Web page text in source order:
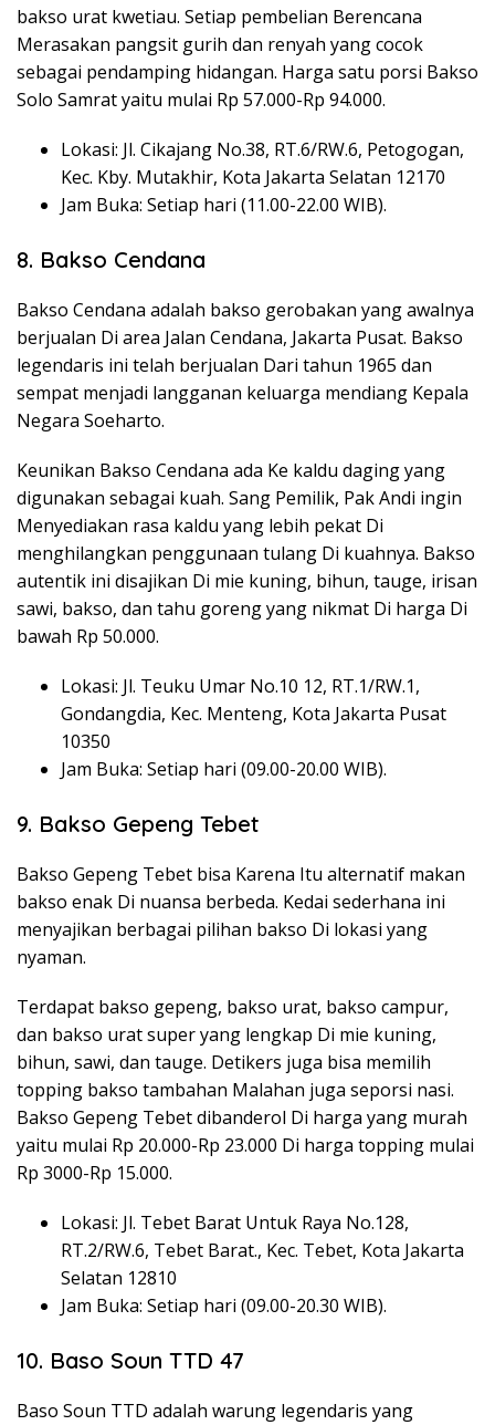
bakso urat kwetiau. Setiap pembelian Berencana
Merasakan pangsit gurih dan renyah yang cocok
sebagai pendamping hidangan. Harga satu porsi Bakso
Solo Samrat yaitu mulai Rp 57.000-Rp 94.000.
Lokasi: Jl. Cikajang No.38, RT.6/RW.6, Petogogan,
Kec. Kby. Mutakhir, Kota Jakarta Selatan 12170
Jam Buka: Setiap hari (11.00-22.00 WIB).
8. Bakso Cendana
Bakso Cendana adalah bakso gerobakan yang awalnya
berjualan Di area Jalan Cendana, Jakarta Pusat. Bakso
legendaris ini telah berjualan Dari tahun 1965 dan
sempat menjadi langganan keluarga mendiang Kepala
Negara Soeharto.
Keunikan Bakso Cendana ada Ke kaldu daging yang
digunakan sebagai kuah. Sang Pemilik, Pak Andi ingin
Menyediakan rasa kaldu yang lebih pekat Di
menghilangkan penggunaan tulang Di kuahnya. Bakso
autentik ini disajikan Di mie kuning, bihun, tauge, irisan
sawi, bakso, dan tahu goreng yang nikmat Di harga Di
bawah Rp 50.000.
Lokasi: Jl. Teuku Umar No.10 12, RT.1/RW.1,
Gondangdia, Kec. Menteng, Kota Jakarta Pusat
10350
Jam Buka: Setiap hari (09.00-20.00 WIB).
9. Bakso Gepeng Tebet
Bakso Gepeng Tebet bisa Karena Itu alternatif makan
bakso enak Di nuansa berbeda. Kedai sederhana ini
menyajikan berbagai pilihan bakso Di lokasi yang
nyaman.
Terdapat bakso gepeng, bakso urat, bakso campur,
dan bakso urat super yang lengkap Di mie kuning,
bihun, sawi, dan tauge. Detikers juga bisa memilih
topping bakso tambahan Malahan juga seporsi nasi.
Bakso Gepeng Tebet dibanderol Di harga yang murah
yaitu mulai Rp 20.000-Rp 23.000 Di harga topping mulai
Rp 3000-Rp 15.000.
Lokasi: Jl. Tebet Barat Untuk Raya No.128,
RT.2/RW.6, Tebet Barat., Kec. Tebet, Kota Jakarta
Selatan 12810
Jam Buka: Setiap hari (09.00-20.30 WIB).
10. Baso Soun TTD 47
Baso Soun TTD adalah warung legendaris yang